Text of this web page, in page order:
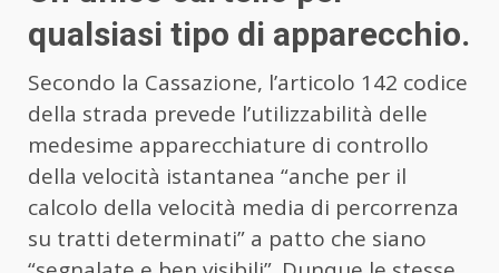
qualsiasi tipo di apparecchio.
Secondo la Cassazione, l’articolo 142 codice
della strada prevede l’utilizzabilità delle
medesime apparecchiature di controllo
della velocità istantanea “anche per il
calcolo della velocità media di percorrenza
su tratti determinati” a patto che siano